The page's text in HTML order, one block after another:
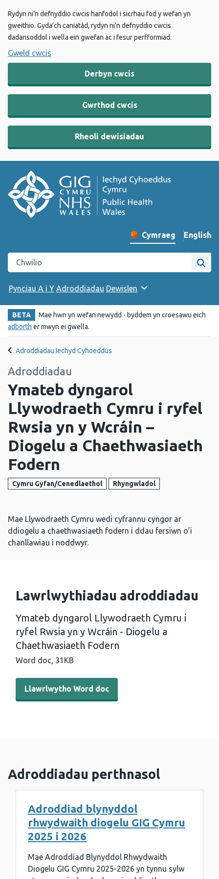
Rydyn ni’n defnyddio cwcis hanfodol i sicrhau fod y wefan yn
gweithio. Gyda’ch caniatâd, rydyn ni’n defnyddio cwcis
dadansoddol i wella ein gwefan ac i fesur perfformiad.
Gweld cwcis
Derbyn cwcis
Gwrthod cwcis
Rheoli dewisiadau
Newid iaith y wefan
Cymraeg English
–
Chwilio gwefan Iechyd Cyhoeddus Cymru
Pynciau A i Y Adroddiadau Dewislen
BETA
Mae hwn yn wefan newydd - byddem yn croesawu eich
adborth er mwyn ei gwella.
Adroddiadau Iechyd Cyhoeddus
Adroddiadau
Ymateb dyngarol
Llywodraeth Cymru i ryfel
Rwsia yn y Wcráin –
Diogelu a Chaethwasiaeth
Fodern
Cymru Gyfan/Cenedlaethol Rhyngwladol
Mae Llywodraeth Cymru wedi cyfrannu cyngor ar
ddiogelu a chaethwasiaeth fodern i ddau fersiwn o’i
chanllawiau i noddwyr.
Lawrlwythiadau adroddiadau
Ymateb dyngarol Llywodraeth Cymru i
ryfel Rwsia yn y Wcráin - Diogelu a
Chaethwasiaeth Fodern
Word doc, 31KB
Llawrlwytho Word doc - Ymateb dyngarol Llywodraeth
Llawrlwytho Word doc
Adroddiadau perthnasol
Adroddiad blynyddol
rhwydwaith diogelu GIG Cymru
2025 i 2026
Mae Adroddiad Blynyddol Rhwydwaith
Diogelu GIG Cymru 2025-2026 yn tynnu sylw